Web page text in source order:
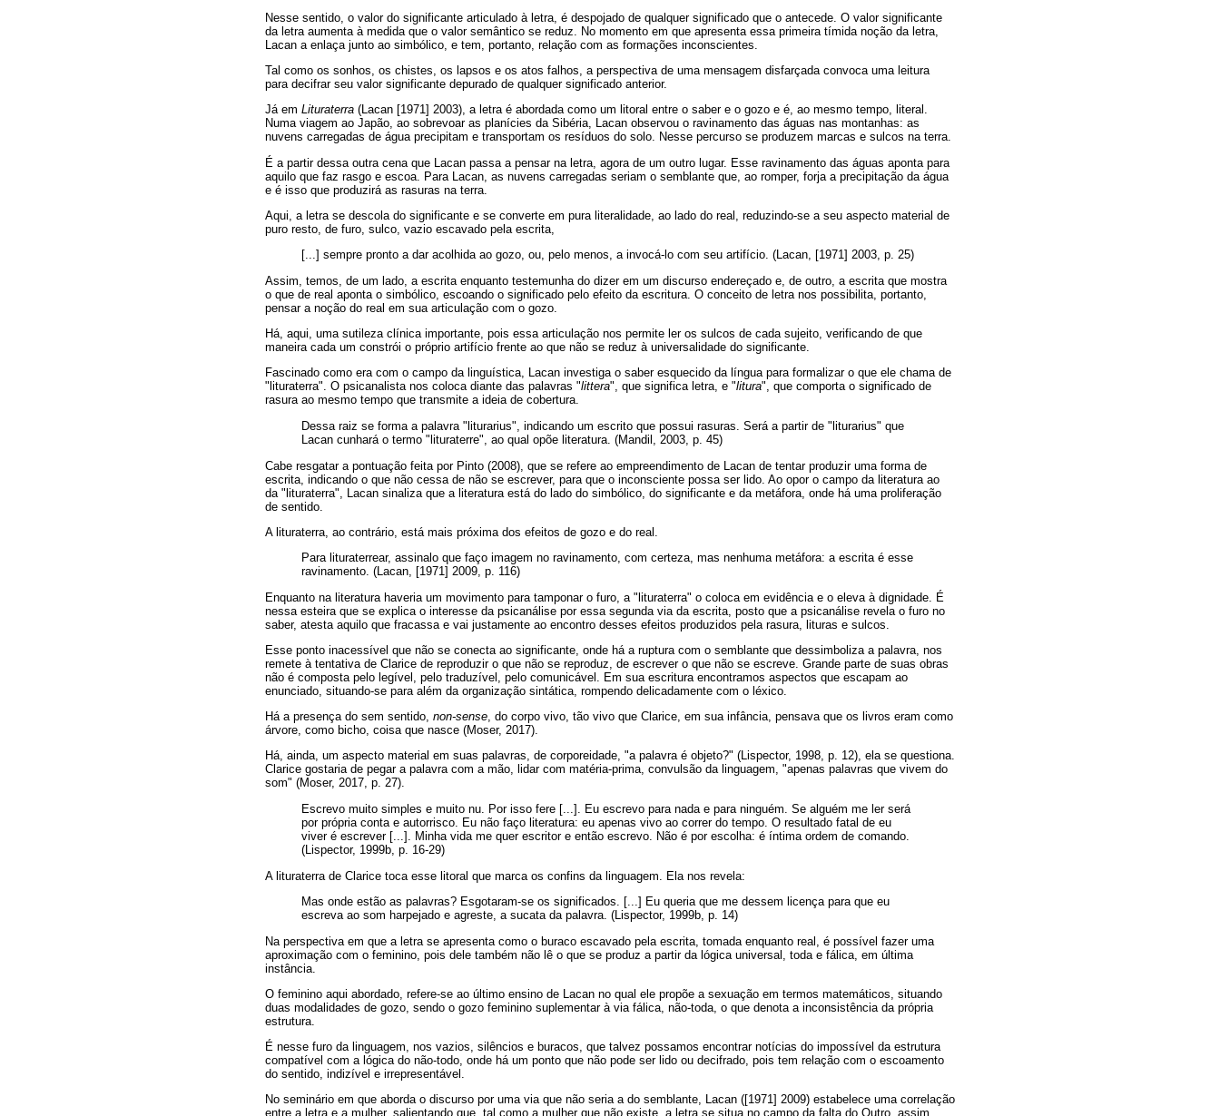
Nesse sentido, o valor do significante articulado à letra, é despojado de qualquer significado que o antecede. O valor significante
da letra aumenta à medida que o valor semântico se reduz. No momento em que apresenta essa primeira tímida noção da letra,
Lacan a enlaça junto ao simbólico, e tem, portanto, relação com as formações inconscientes.
Tal como os sonhos, os chistes, os lapsos e os atos falhos, a perspectiva de uma mensagem disfarçada convoca uma leitura
para decifrar seu valor significante depurado de qualquer significado anterior.
Já em Lituraterra (Lacan [1971] 2003), a letra é abordada como um litoral entre o saber e o gozo e é, ao mesmo tempo, literal.
Numa viagem ao Japão, ao sobrevoar as planícies da Sibéria, Lacan observou o ravinamento das águas nas montanhas: as
nuvens carregadas de água precipitam e transportam os resíduos do solo. Nesse percurso se produzem marcas e sulcos na terra.
É a partir dessa outra cena que Lacan passa a pensar na letra, agora de um outro lugar. Esse ravinamento das águas aponta para
aquilo que faz rasgo e escoa. Para Lacan, as nuvens carregadas seriam o semblante que, ao romper, forja a precipitação da água
e é isso que produzirá as rasuras na terra.
Aqui, a letra se descola do significante e se converte em pura literalidade, ao lado do real, reduzindo-se a seu aspecto material de
puro resto, de furo, sulco, vazio escavado pela escrita,
[...] sempre pronto a dar acolhida ao gozo, ou, pelo menos, a invocá-lo com seu artifício. (Lacan, [1971] 2003, p. 25)
Assim, temos, de um lado, a escrita enquanto testemunha do dizer em um discurso endereçado e, de outro, a escrita que mostra
o que de real aponta o simbólico, escoando o significado pelo efeito da escritura. O conceito de letra nos possibilita, portanto,
pensar a noção do real em sua articulação com o gozo.
Há, aqui, uma sutileza clínica importante, pois essa articulação nos permite ler os sulcos de cada sujeito, verificando de que
maneira cada um constrói o próprio artifício frente ao que não se reduz à universalidade do significante.
Fascinado como era com o campo da linguística, Lacan investiga o saber esquecido da língua para formalizar o que ele chama de
"lituraterra". O psicanalista nos coloca diante das palavras "littera", que significa letra, e "litura", que comporta o significado de
rasura ao mesmo tempo que transmite a ideia de cobertura.
Dessa raiz se forma a palavra "liturarius", indicando um escrito que possui rasuras. Será a partir de "liturarius" que
Lacan cunhará o termo "lituraterre", ao qual opõe literatura. (Mandil, 2003, p. 45)
Cabe resgatar a pontuação feita por Pinto (2008), que se refere ao empreendimento de Lacan de tentar produzir uma forma de
escrita, indicando o que não cessa de não se escrever, para que o inconsciente possa ser lido. Ao opor o campo da literatura ao
da "lituraterra", Lacan sinaliza que a literatura está do lado do simbólico, do significante e da metáfora, onde há uma proliferação
de sentido.
A lituraterra, ao contrário, está mais próxima dos efeitos de gozo e do real.
Para lituraterrear, assinalo que faço imagem no ravinamento, com certeza, mas nenhuma metáfora: a escrita é esse
ravinamento. (Lacan, [1971] 2009, p. 116)
Enquanto na literatura haveria um movimento para tamponar o furo, a "lituraterra" o coloca em evidência e o eleva à dignidade. É
nessa esteira que se explica o interesse da psicanálise por essa segunda via da escrita, posto que a psicanálise revela o furo no
saber, atesta aquilo que fracassa e vai justamente ao encontro desses efeitos produzidos pela rasura, lituras e sulcos.
Esse ponto inacessível que não se conecta ao significante, onde há a ruptura com o semblante que dessimboliza a palavra, nos
remete à tentativa de Clarice de reproduzir o que não se reproduz, de escrever o que não se escreve. Grande parte de suas obras
não é composta pelo legível, pelo traduzível, pelo comunicável. Em sua escritura encontramos aspectos que escapam ao
enunciado, situando-se para além da organização sintática, rompendo delicadamente com o léxico.
Há a presença do sem sentido, non-sense, do corpo vivo, tão vivo que Clarice, em sua infância, pensava que os livros eram como
árvore, como bicho, coisa que nasce (Moser, 2017).
Há, ainda, um aspecto material em suas palavras, de corporeidade, "a palavra é objeto?" (Lispector, 1998, p. 12), ela se questiona.
Clarice gostaria de pegar a palavra com a mão, lidar com matéria-prima, convulsão da linguagem, "apenas palavras que vivem do
som" (Moser, 2017, p. 27).
Escrevo muito simples e muito nu. Por isso fere [...]. Eu escrevo para nada e para ninguém. Se alguém me ler será
por própria conta e autorrisco. Eu não faço literatura: eu apenas vivo ao correr do tempo. O resultado fatal de eu
viver é escrever [...]. Minha vida me quer escritor e então escrevo. Não é por escolha: é íntima ordem de comando.
(Lispector, 1999b, p. 16-29)
A lituraterra de Clarice toca esse litoral que marca os confins da linguagem. Ela nos revela:
Mas onde estão as palavras? Esgotaram-se os significados. [...] Eu queria que me dessem licença para que eu
escreva ao som harpejado e agreste, a sucata da palavra. (Lispector, 1999b, p. 14)
Na perspectiva em que a letra se apresenta como o buraco escavado pela escrita, tomada enquanto real, é possível fazer uma
aproximação com o feminino, pois dele também não lê o que se produz a partir da lógica universal, toda e fálica, em última
instância.
O feminino aqui abordado, refere-se ao último ensino de Lacan no qual ele propõe a sexuação em termos matemáticos, situando
duas modalidades de gozo, sendo o gozo feminino suplementar à via fálica, não-toda, o que denota a inconsistência da própria
estrutura.
É nesse furo da linguagem, nos vazios, silêncios e buracos, que talvez possamos encontrar notícias do impossível da estrutura
compatível com a lógica do não-todo, onde há um ponto que não pode ser lido ou decifrado, pois tem relação com o escoamento
do sentido, indizível e irrepresentável.
No seminário em que aborda o discurso por uma via que não seria a do semblante, Lacan ([1971] 2009) estabelece uma correlação
entre a letra e a mulher, salientando que, tal como a mulher que não existe, a letra se situa no campo da falta do Outro, assim